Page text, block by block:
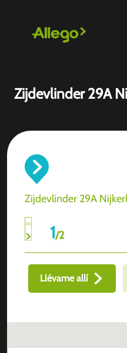
Zijdevlinder 29A
Zijdevlinder 29A
1/2
Llévame allí